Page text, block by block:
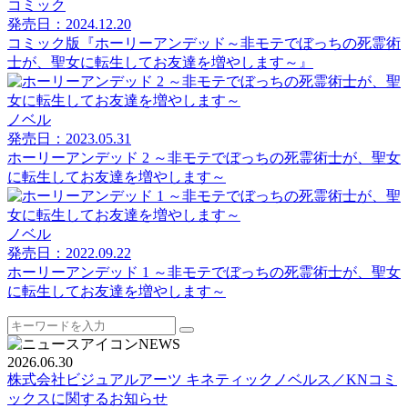
コミック
発売日：2024.12.20
コミック版『ホーリーアンデッド～非モテでぼっちの死霊術
士が、聖女に転生してお友達を増やします～』
ノベル
発売日：2023.05.31
ホーリーアンデッド 2 ～非モテでぼっちの死霊術士が、聖女
に転生してお友達を増やします～
ノベル
発売日：2022.09.22
ホーリーアンデッド 1 ～非モテでぼっちの死霊術士が、聖女
に転生してお友達を増やします～
NEWS
2026.06.30
株式会社ビジュアルアーツ キネティックノベルス／KNコミ
ックスに関するお知らせ